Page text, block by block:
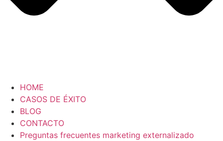
HOME
CASOS DE ÉXITO
BLOG
CONTACTO
Preguntas frecuentes marketing externalizado